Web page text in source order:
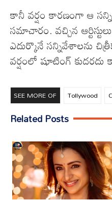
కానీ వర్షం కారణంగా ఆ
సమాచారం. వచ్చిన
ఎదుర్కొనే సన్నివేశాలను
వర్షంలో షూటింగ్
SEE MORE OF Tollywood
Related Posts